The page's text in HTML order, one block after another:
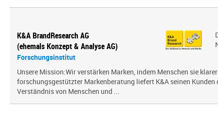
K&A BrandResearch AG
(ehemals Konzept & Analyse AG)
Forschungsinstitut
Unsere Mission:Wir verstärken Marken, indem Menschen sie
forschungsgestützter Markenberatung liefert K&A seinen Kunden
Verständnis von Menschen und ...